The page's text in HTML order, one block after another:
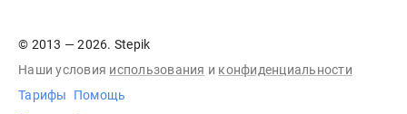
© 2013 — 2026. Stepik
Наши условия использования и конфиденциальности
Тарифы
Помощь